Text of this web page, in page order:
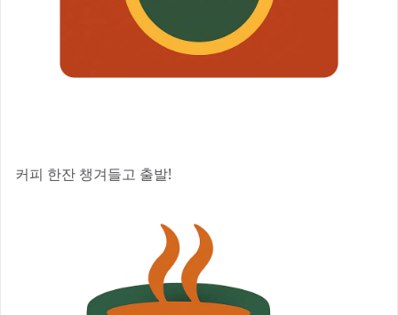
커피 한잔 챙겨들고 출발!